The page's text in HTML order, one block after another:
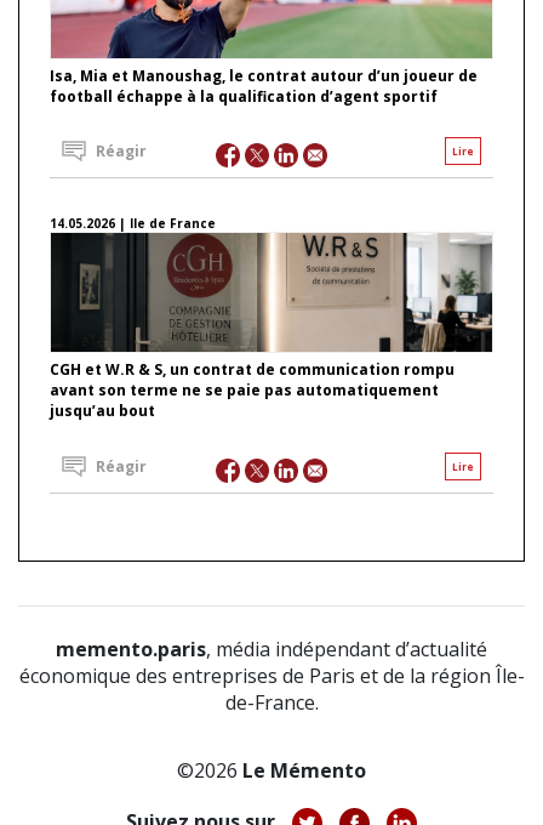
Isa, Mia et Manoushag, le contrat autour d’un joueur de
football échappe à la qualification d’agent sportif
Lire
Réagir
14.05.2026 | Ile de France
CGH et W.R & S, un contrat de communication rompu
avant son terme ne se paie pas automatiquement
jusqu’au bout
Lire
Réagir
memento.paris, média indépendant d’actualité
économique des entreprises de Paris et de la région Île-
de-France.
©2026 Le Mémento